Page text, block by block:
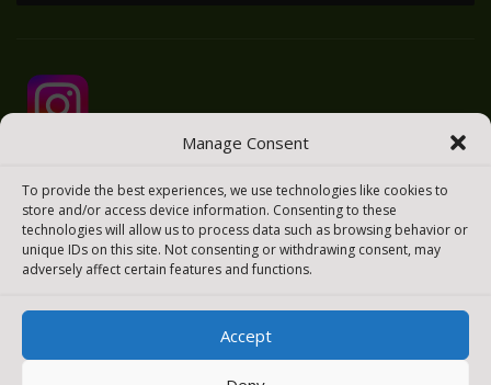
Manage Consent
To provide the best experiences, we use technologies like cookies to
store and/or access device information. Consenting to these
technologies will allow us to process data such as browsing behavior or
unique IDs on this site. Not consenting or withdrawing consent, may
adversely affect certain features and functions.
Accept